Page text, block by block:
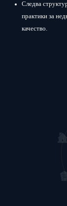
Следва
практики за
качество.